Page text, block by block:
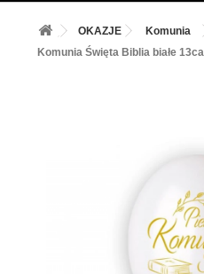
PIECZENIE
PODKŁADY /PRZEKŁADKI/
OKAZJE Komunia
Komunia Święta Biblia białe